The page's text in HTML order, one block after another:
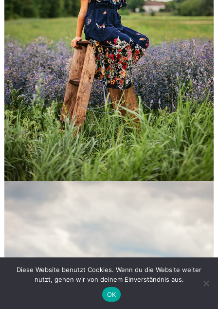
Diese Website benutzt Cookies. Wenn du die Website weiter
nutzt, gehen wir von deinem Einverständnis aus.
OK